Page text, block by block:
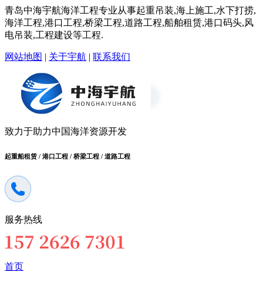
青岛中海宇航海洋工程专业从事起重吊装,海上施工,水下打捞,
海洋工程,港口工程,桥梁工程,道路工程,船舶租赁,港口码头,风
电吊装,工程建设等工程.
网站地图 | 关于宇航 | 联系我们
致力于助力中国海洋资源开发
起重船租赁 / 港口工程 / 桥梁工程 / 道路工程
服务热线
首页